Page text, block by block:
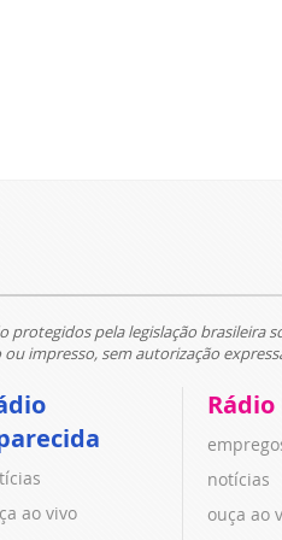
protegidos pela legislação brasileira
impresso, sem autorização
ao vivo
Rádio
notícias
ouça ao